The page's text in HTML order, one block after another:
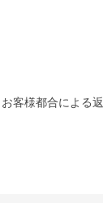
客様都合による